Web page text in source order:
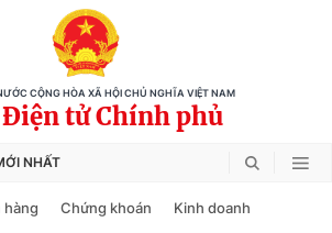
CỘNG HÒA XÃ HỘI CHỦ NGHĨA VIỆT NAM
tử Chính phủ
NHẤT
hàng Chứng khoán Kinh doanh